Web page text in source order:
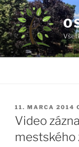
Prejsť
na
obsah
PUBLIKOVANÉ
11. MARCA 2014
Video